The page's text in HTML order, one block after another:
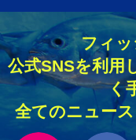
フィ
公式SNSを利用
く
全てのニュー